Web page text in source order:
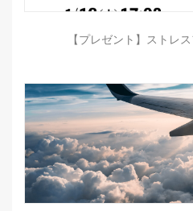
【プレゼント】ストレ